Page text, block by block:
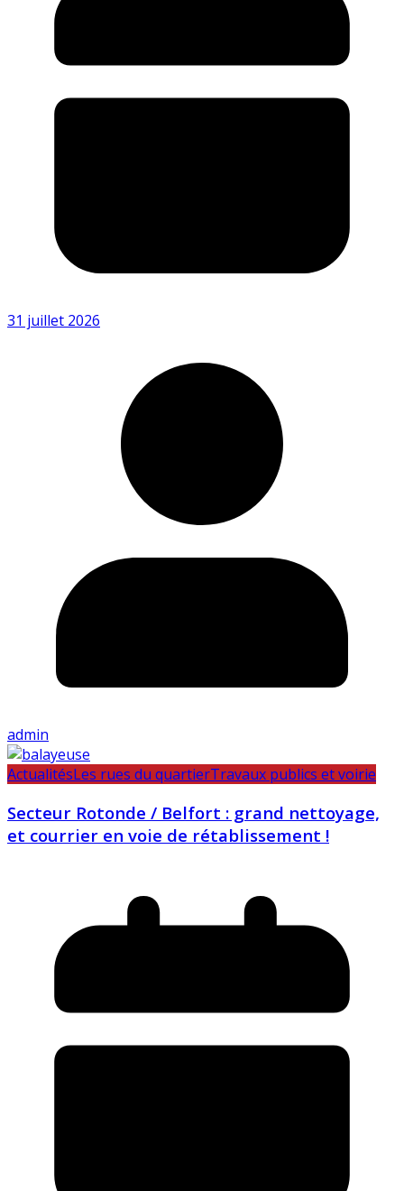
31 juillet 2026
admin
ActualitésLes rues du quartierTravaux publics et voirie
Secteur Rotonde / Belfort : grand nettoyage,
et courrier en voie de rétablissement !